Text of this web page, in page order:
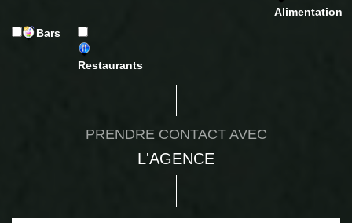
Alimentation
Bars
Restaurants
PRENDRE CONTACT AVEC
L'AGENCE